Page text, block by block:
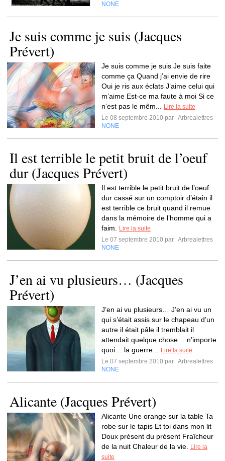
NONE
Je suis comme je suis (Jacques
Prévert)
Je suis comme je suis Je suis faite
comme ça Quand j’ai envie de rire
Oui je ris aux éclats J’aime celui qui
m’aime Est-ce ma faute à moi Si ce
n’est pas le mêm...
Lire la suite
Le 08 septembre 2010 par Arbrealettres
NONE
Il est terrible le petit bruit de l’oeuf
dur (Jacques Prévert)
Il est terrible le petit bruit de l’oeuf
dur cassé sur un comptoir d’étain il
est terrible ce bruit quand il remue
dans la mémoire de l’homme qui a
faim.
Lire la suite
Le 07 septembre 2010 par Arbrealettres
NONE
J’en ai vu plusieurs… (Jacques
Prévert)
J’en ai vu plusieurs… J’en ai vu un
qui s’était assis sur le chapeau d’un
autre il était pâle il tremblait il
attendait quelque chose… n’importe
quoi… la guerre...
Lire la suite
Le 07 septembre 2010 par Arbrealettres
NONE
Alicante (Jacques Prévert)
Alicante Une orange sur la table Ta
robe sur le tapis Et toi dans mon lit
Doux présent du présent Fraîcheur
de la nuit Chaleur de la vie.
Lire la
suite